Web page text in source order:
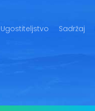
Ugostiteljstvo Sadržaj